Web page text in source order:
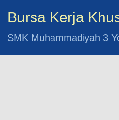
Bursa Kerja
SMK Muhammadiyah 3